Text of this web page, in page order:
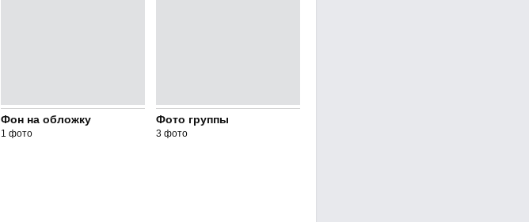
Фон на обложку
1 фото
Фото группы
3 фото